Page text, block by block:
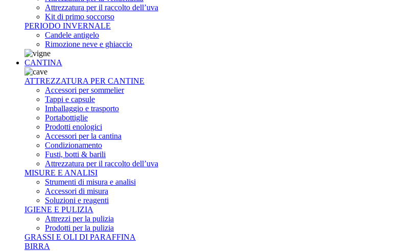
Attrezzatura per il raccolto dell’uva
Kit di primo soccorso
PERIODO INVERNALE
Candele antigelo
Rimozione neve e ghiaccio
CANTINA
ATTREZZATURA PER CANTINE
Accessori per sommelier
Tappi e capsule
Imballaggio e trasporto
Portabottiglie
Prodotti enologici
Accessori per la cantina
Condizionamento
Fusti, botti & barili
Attrezzatura per il raccolto dell’uva
MISURE E ANALISI
Strumenti di misura e analisi
Accessori di misura
Soluzioni e reagenti
IGIENE E PULIZIA
Attrezzi per la pulizia
Prodotti per la pulizia
GRASSI E OLI DI PARAFFINA
BIRRA